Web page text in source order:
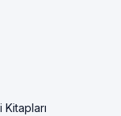
Kitapları